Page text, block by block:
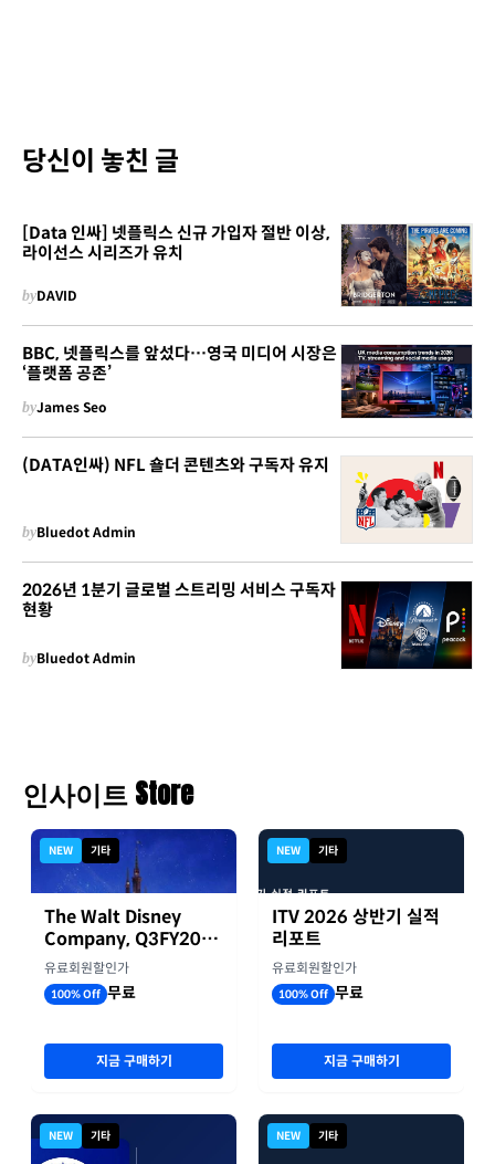
당신이 놓친 글
[Data 인싸] 넷플릭스 신규 가입자 절반 이상,
라이선스 시리즈가 유치
byDAVID
BBC, 넷플릭스를 앞섰다…영국 미디어 시장은
‘플랫폼 공존’
byJames Seo
(DATA인싸) NFL 숄더 콘텐츠와 구독자 유지
byBluedot Admin
2026년 1분기 글로벌 스트리밍 서비스 구독자
현황
byBluedot Admin
인사이트 Store
NEW 기타
The Walt Disney
Company, Q3FY2026
실적자료
유료회원할인가
100% Off 무료
지금 구매하기
NEW 기타
NEW 기타
ITV 2026 상반기 실적
리포트
유료회원할인가
100% Off 무료
지금 구매하기
NEW 기타